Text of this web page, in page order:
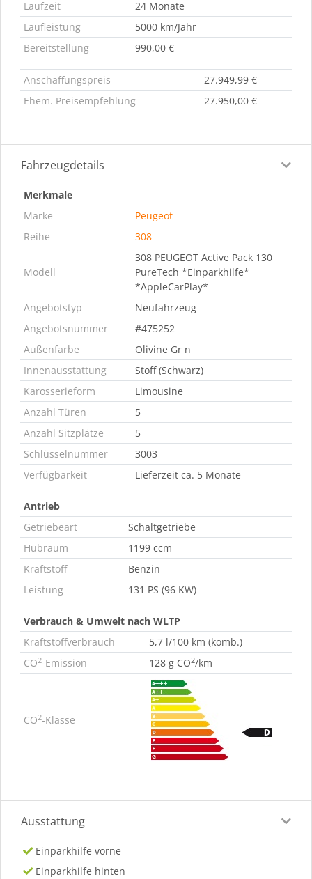
Laufzeit
24 Monate
Laufleistung
5000 km/Jahr
Bereitstellung
990,00 €
Anschaffungspreis
27.949,99 €
Ehem. Preisempfehlung
27.950,00 €
Fahrzeugdetails
Merkmale
Marke
Peugeot
Reihe
308
Modell
308 PEUGEOT Active Pack 130
PureTech *Einparkhilfe*
*AppleCarPlay*
Angebotstyp
Neufahrzeug
Angebotsnummer
#475252
Außenfarbe
Olivine Gr n
Innenausstattung
Stoff (Schwarz)
Karosserieform
Limousine
Anzahl Türen
5
Anzahl Sitzplätze
5
Schlüsselnummer
3003
Verfügbarkeit
Lieferzeit ca. 5 Monate
Antrieb
Getriebeart
Schaltgetriebe
Hubraum
1199 ccm
Kraftstoff
Benzin
Leistung
131 PS (96 KW)
Verbrauch & Umwelt nach WLTP
Kraftstoffverbrauch
5,7 l/100 km (komb.)
CO2-Emission 128 g CO2/km
CO2-Klasse
Ausstattung
Einparkhilfe vorne
Einparkhilfe hinten